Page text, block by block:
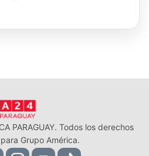
PARAGUAY. Todos los derechos
Grupo América.